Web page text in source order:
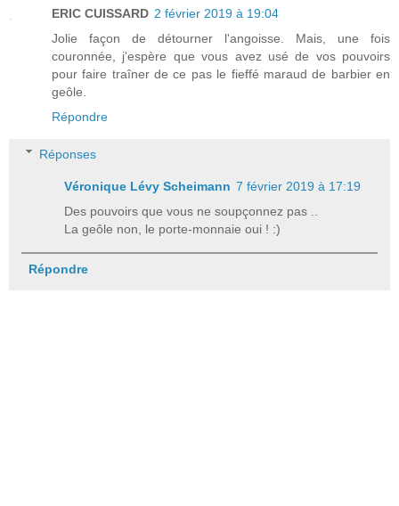
ERIC CUISSARD 2 février 2019 à 19:04
Jolie façon de détourner l'angoisse. Mais, une fois
couronnée, j'espère que vous avez usé de vos pouvoirs
pour faire traîner de ce pas le fieffé maraud de barbier en
geôle.
Répondre
Réponses
Véronique Lévy Scheimann 7 février 2019 à 17:19
Des pouvoirs que vous ne soupçonnez pas ..
La geôle non, le porte-monnaie oui ! :)
Répondre